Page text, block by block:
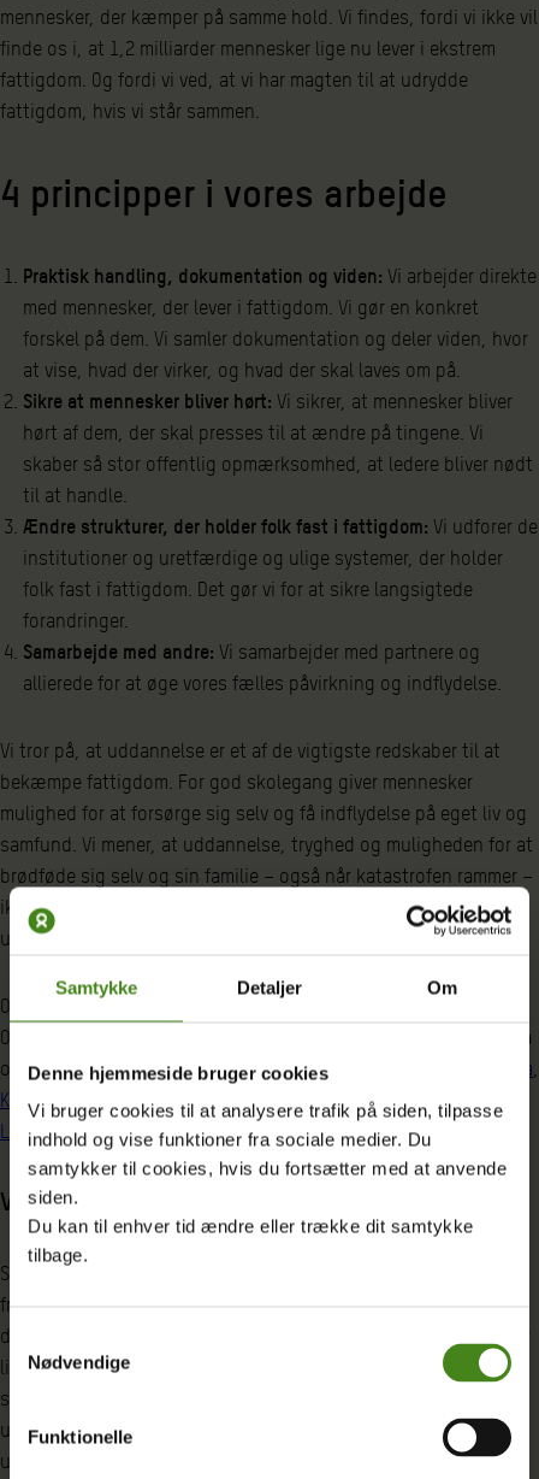
Samtykke Detaljer Om
Denne hjemmeside bruger cookies
Vi bruger cookies til at analysere trafik på siden, tilpasse
indhold og vise funktioner fra sociale medier. Du
samtykker til cookies, hvis du fortsætter med at anvende
siden.
Du kan til enhver tid ændre eller trække dit samtykke
tilbage.
Nødvendige
Funktionelle
mennesker, der kæmper på samme hold. Vi findes, fordi vi ikke vil
finde os i, at 1,2 milliarder mennesker lige nu lever i ekstrem
fattigdom. Og fordi vi ved, at vi har magten til at udrydde
fattigdom, hvis vi står sammen.
4 principper i vores arbejde
Praktisk handling, dokumentation og viden: Vi arbejder direkte
med mennesker, der lever i fattigdom. Vi gør en konkret
forskel på dem. Vi samler dokumentation og deler viden, hvor
at vise, hvad der virker, og hvad der skal laves om på.
Sikre at mennesker bliver hørt: Vi sikrer, at mennesker bliver
hørt af dem, der skal presses til at ændre på tingene. Vi
skaber så stor offentlig opmærksomhed, at ledere bliver nødt
til at handle.
Ændre strukturer, der holder folk fast i fattigdom: Vi udforer de
institutioner og uretfærdige og ulige systemer, der holder
folk fast i fattigdom. Det gør vi for at sikre langsigtede
forandringer.
Samarbejde med andre:Vi samarbejder med partnere og
allierede for at øge vores fælles påvirkning og indflydelse.
Vi tror på, at uddannelse er et af de vigtigste redskaber til at
bekæmpe fattigdom. For god skolegang giver mennesker
mulighed for at forsørge sig selv og få indflydelse på eget liv og
samfund. Vi mener, at uddannelse, tryghed og muligheden for at
brødføde sig selv og sin familie – også når katastrofen rammer –
ikke kun er for de få, men for alle. Både for mænd og kvinder,
unge og gamle – uanset hvor man bor, og hvem man er.
Oxfam-konføderationen er til stede i 81 lande, mens
Oxfam Danmark i øjeblikket arbejder i lande i Afrika, Latinamerika
og Mellemøsten. Disse omfatterBurkina Faso Ghana,
Kenya , Niger, Palæstina Sydsudan ,Uganda , Yemen
Libanon og Syrien.
Vi kan udrydde fattigdom
Sammen hjælper vi børn og voksne i hele verden til en bedre
fremtid gennem uddannelse, så de kan bekæmpe fattigdom i
deres eget liv og være med til at skabe bedre samfund. Vi redder
liv, når katastrofen rammer, og hjælper de ramte med at komme
stærkere tilbage. Sammen tager vi fat på de store
uretfærdigheder, der holder folk fast i fattigdom, så som
ulighed, diskrimination og klimaforandringer. Og vi har ikke